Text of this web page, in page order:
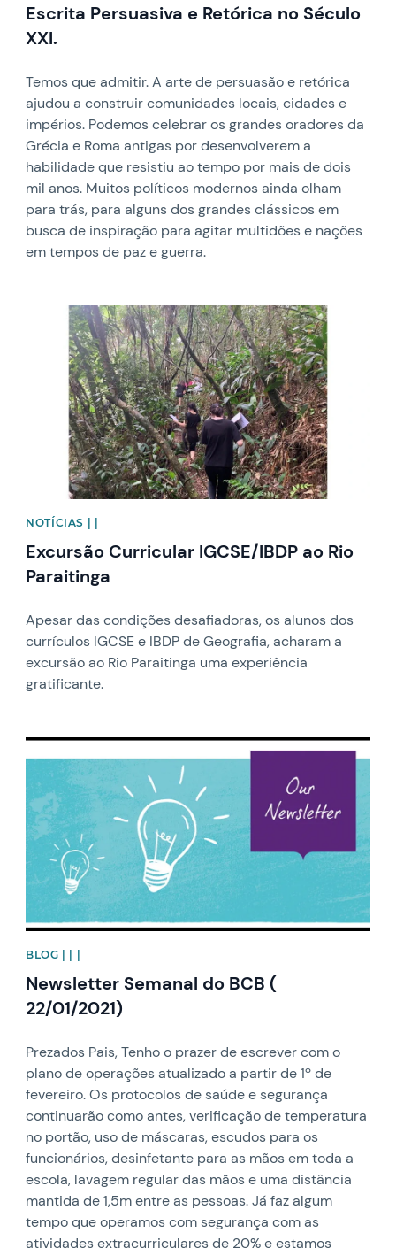
Escrita Persuasiva e Retórica no Século
XXI.
Temos que admitir. A arte de persuasão e retórica
ajudou a construir comunidades locais, cidades e
impérios. Podemos celebrar os grandes oradores da
Grécia e Roma antigas por desenvolverem a
habilidade que resistiu ao tempo por mais de dois
mil anos. Muitos políticos modernos ainda olham
para trás, para alguns dos grandes clássicos em
busca de inspiração para agitar multidões e nações
em tempos de paz e guerra.
News image
NOTÍCIAS | |
Excursão Curricular IGCSE/IBDP ao Rio
Paraitinga
Apesar das condições desafiadoras, os alunos dos
currículos IGCSE e IBDP de Geografia, acharam a
excursão ao Rio Paraitinga uma experiência
gratificante.
News image
BLOG | | |
Newsletter Semanal do BCB (
22/01/2021)
Prezados Pais, Tenho o prazer de escrever com o
plano de operações atualizado a partir de 1º de
fevereiro. Os protocolos de saúde e segurança
continuarão como antes, verificação de temperatura
no portão, uso de máscaras, escudos para os
funcionários, desinfetante para as mãos em toda a
escola, lavagem regular das mãos e uma distância
mantida de 1,5m entre as pessoas. Já faz algum
tempo que operamos com segurança com as
atividades extracurriculares de 20% e estamos